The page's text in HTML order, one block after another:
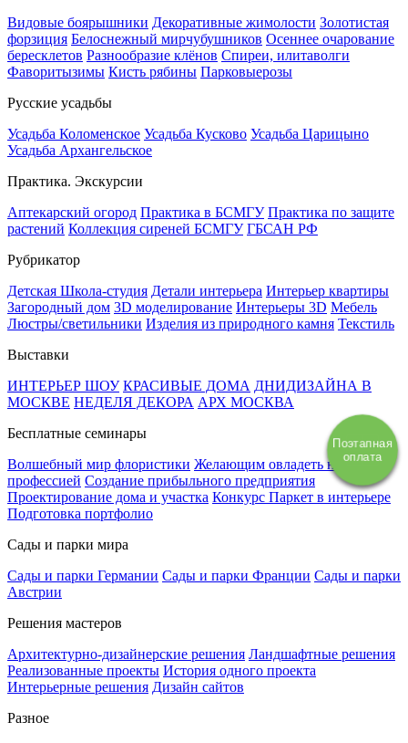
Поэтапная
оплата
Видовые боярышники Декоративные жимолости Золотистая
форзиция Белоснежный мирчубушников Осеннее очарование
бересклетов Разнообразие клёнов Спиреи, илитаволги
Фаворитызимы Кисть рябины Парковыерозы
Русские усадьбы
Усадьба Коломенское Усадьба Кусково Усадьба Царицыно
Усадьба Архангельское
Практика. Экскурсии
Аптекарский огород Практика в БСМГУ Практика по защите
растений Коллекция сиреней БСМГУ ГБСАН РФ
Рубрикатор
Детская Школа-студия Детали интерьера Интерьер квартиры
Загородный дом 3D моделирование Интерьеры 3D Мебель
Люстры/светильники Изделия из природного камня Текстиль
Выставки
ИНТЕРЬЕР ШОУ КРАСИВЫЕ ДОМА ДНИДИЗАЙНА В
МОСКВЕ НЕДЕЛЯ ДЕКОРА АРХ МОСКВА
Бесплатные семинары
Волшебный мир флористики Желающим овладеть новой
профессией Создание прибыльного предприятия
Проектирование дома и участка Конкурс Паркет в интерьере
Подготовка портфолио
Сады и парки мира
Сады и парки Германии Сады и парки Франции Сады и парки
Австрии
Решения мастеров
Архитектурно-дизайнерские решения Ландшафтные решения
Реализованные проекты История одного проекта
Интерьерные решения Дизайн сайтов
Разное